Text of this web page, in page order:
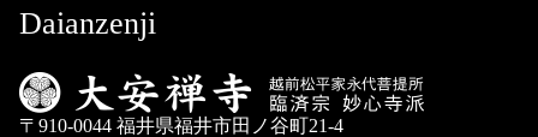
Daianzenji
〒910-0044 福井県福井市田ノ谷町21-4